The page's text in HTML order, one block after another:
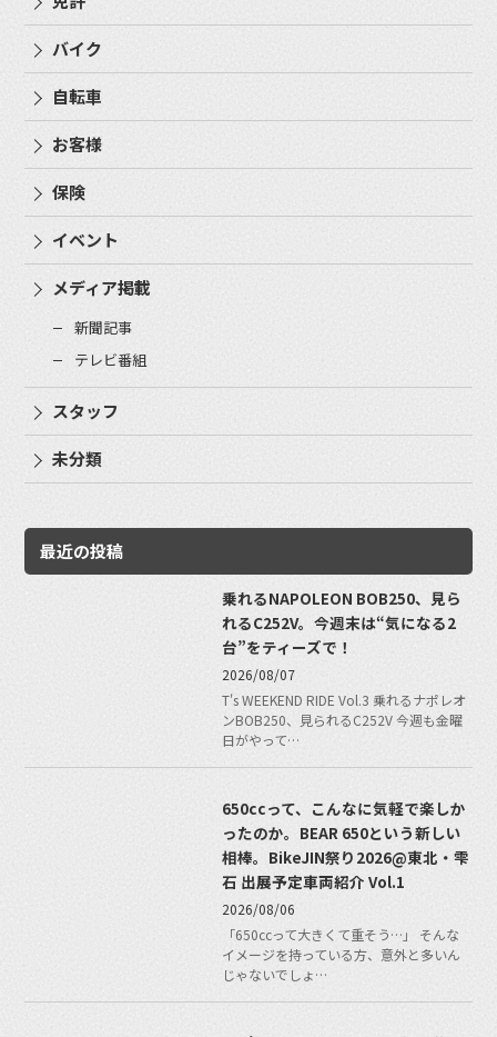
バイク
自転車
お客様
保険
イベント
メディア掲載
新聞記事
テレビ番組
スタッフ
未分類
最近の投稿
乗れるNAPOLEON BOB250、見ら
れるC252V。今週末は“気になる2
台”をティーズで！
2026/08/07
T's WEEKEND RIDE Vol.3 乗れるナポレオ
ンBOB250、見られるC252V 今週も金曜
日がやって…
650ccって、こんなに気軽で楽しか
ったのか。BEAR 650という新しい
相棒。BikeJIN祭り2026@東北・雫
石 出展予定車両紹介 Vol.1
2026/08/06
「650ccって大きくて重そう…」 そんな
イメージを持っている方、意外と多いん
じゃないでしょ…